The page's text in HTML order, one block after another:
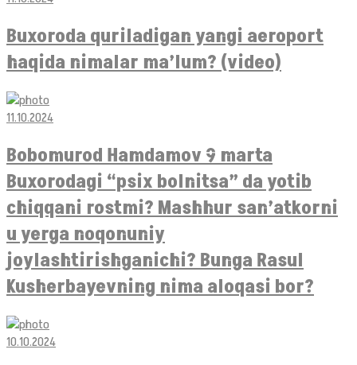
Buxoroda quriladigan yangi aeroport
haqida nimalar ma’lum? (video)
11.10.2024
Bobomurod Hamdamov 9 marta
Buxorodagi “psix bolnitsa” da yotib
chiqqani rostmi? Mashhur san’atkorni
u yerga noqonuniy
joylashtirishganichi? Bunga Rasul
Kusherbayevning nima aloqasi bor?
10.10.2024